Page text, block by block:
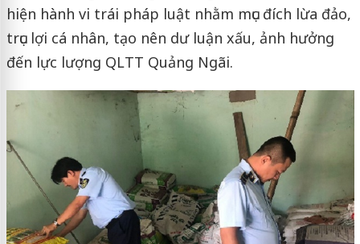
hiện hành vi trái pháp luật nhằm mục đích lừa đảo,
trục lợi cá nhân, tạo nên dư luận xấu, ảnh hưởng
đến lực lượng QLTT Quảng Ngãi.